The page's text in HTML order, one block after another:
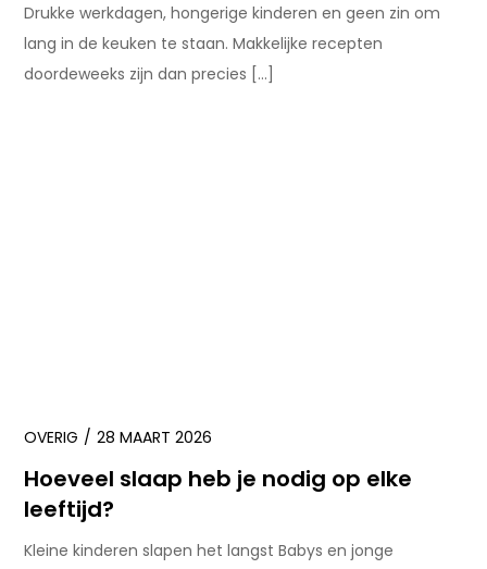
Drukke werkdagen, hongerige kinderen en geen zin om
lang in de keuken te staan. Makkelijke recepten
doordeweeks zijn dan precies […]
OVERIG 28 MAART 2026
Hoeveel slaap heb je nodig op elke
leeftijd?
Kleine kinderen slapen het langst Babys en jonge